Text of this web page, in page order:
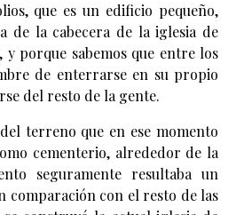
que es un edificio pequeño,
de la cabecera de la iglesia de
y porque sabemos que entre los
de enterrarse en su propio
del resto de la gente.
terreno que en ese momento
cementerio, alrededor de la
seguramente resultaba un
comparación con el resto de las